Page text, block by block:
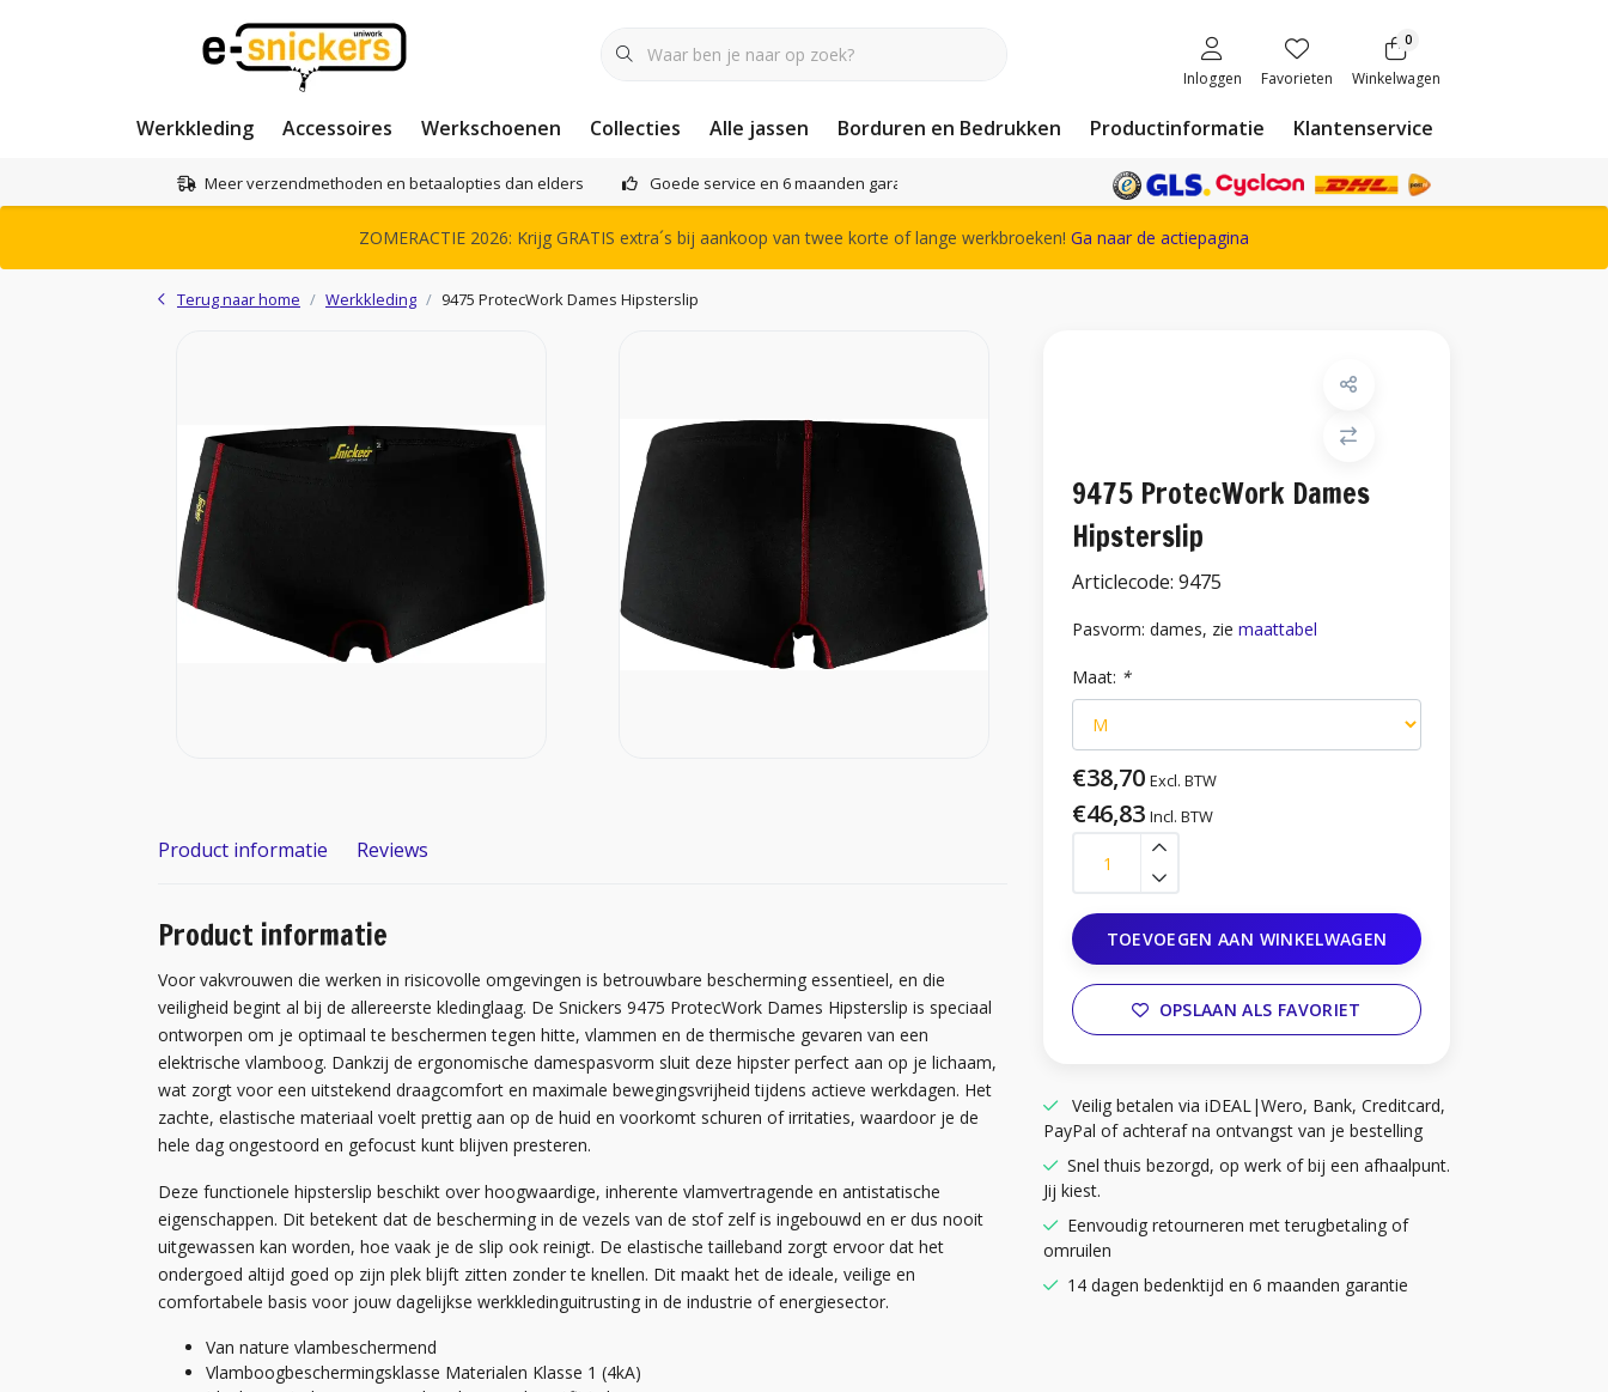
Inloggen Favorieten
0
Winkelwagen
Werkkleding Accessoires Werkschoenen Collecties Alle jassen Borduren en Bedrukken Productinformatie Klantenservice
Meer verzendmethoden en betaalopties dan elders Goede service en 6 maanden garantie Het complete Snickers Workwear assortiment
ZOMERACTIE 2026: Krijg GRATIS extra´s bij aankoop van twee korte of lange werkbroeken! Ga naar de actiepagina
Terug naar home Werkkleding 9475 ProtecWork Dames Hipsterslip
9475 ProtecWork Dames
Hipsterslip
Articlecode: 9475
Pasvorm: dames, zie maattabel
Maat: *
€38,70 Excl. BTW
€46,83 Incl. BTW
TOEVOEGEN AAN WINKELWAGEN
OPSLAAN ALS FAVORIET
Veilig betalen via iDEAL|Wero, Bank, Creditcard,
PayPal of achteraf na ontvangst van je bestelling
Snel thuis bezorgd, op werk of bij een afhaalpunt.
Jij kiest.
Eenvoudig retourneren met terugbetaling of
omruilen
14 dagen bedenktijd en 6 maanden garantie
Product informatie Reviews
Product informatie
Voor vakvrouwen die werken in risicovolle omgevingen is betrouwbare bescherming essentieel, en die
veiligheid begint al bij de allereerste kledinglaag. De Snickers 9475 ProtecWork Dames Hipsterslip is speciaal
ontworpen om je optimaal te beschermen tegen hitte, vlammen en de thermische gevaren van een
elektrische vlamboog. Dankzij de ergonomische damespasvorm sluit deze hipster perfect aan op je lichaam,
wat zorgt voor een uitstekend draagcomfort en maximale bewegingsvrijheid tijdens actieve werkdagen. Het
zachte, elastische materiaal voelt prettig aan op de huid en voorkomt schuren of irritaties, waardoor je de
hele dag ongestoord en gefocust kunt blijven presteren.
Deze functionele hipsterslip beschikt over hoogwaardige, inherente vlamvertragende en antistatische
eigenschappen. Dit betekent dat de bescherming in de vezels van de stof zelf is ingebouwd en er dus nooit
uitgewassen kan worden, hoe vaak je de slip ook reinigt. De elastische tailleband zorgt ervoor dat het
ondergoed altijd goed op zijn plek blijft zitten zonder te knellen. Dit maakt het de ideale, veilige en
comfortabele basis voor jouw dagelijkse werkkledinguitrusting in de industrie of energiesector.
Van nature vlambeschermend
Vlamboogbeschermingsklasse Materialen Klasse 1 (4kA)